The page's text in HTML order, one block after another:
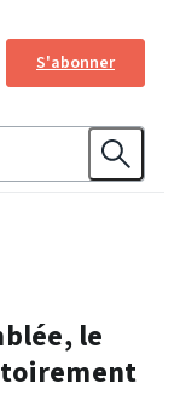
S'abonner
le